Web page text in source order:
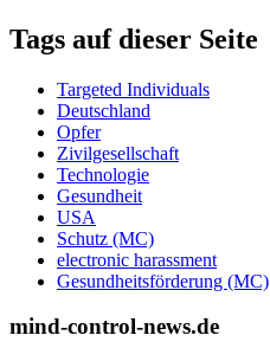
Tags auf dieser Seite
Targeted Individuals
Deutschland
Opfer
Zivilgesellschaft
Technologie
Gesundheit
USA
Schutz (MC)
electronic harassment
Gesundheitsförderung (MC)
mind-control-news.de